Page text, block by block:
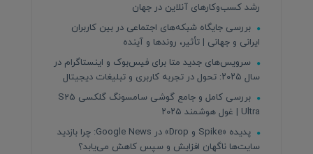
رشد کسب‌وکارهای آنلاین در جهان
بررسی جایگاه شبکه‌های اجتماعی در بین کاربران
ایرانی و جهانی | تأثیر، روندها و آینده
سرویس‌های جدید متا برای فیس‌بوک و اینستاگرام در
سال ۲۰۲۵: تحول در تجربه کاربری و تبلیغات دیجیتال
بررسی کامل و جامع گوشی سامسونگ گلکسی S25
Ultra | غول هوشمند ۲۰۲۵
پدیده «Spike و Drop» در Google News: چرا بازدید
سایت‌ها ناگهان افزایش و سپس کاهش می‌یابد؟